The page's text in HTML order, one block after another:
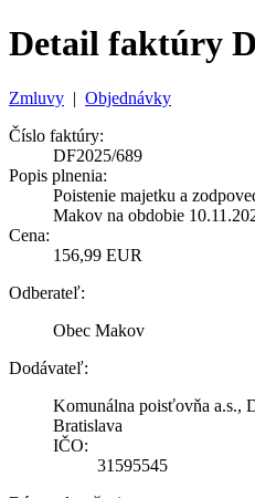
Detail faktúry
Zmluvy | Objednávky
Číslo faktúry:
DF2025/689
Popis plnenia:
Poistenie majetku a
Makov na obdobie
Cena:
156,99 EUR
Odberateľ:
Obec Makov
Dodávateľ:
Komunálna poisťovňa a.s.,
Bratislava
IČO:
31595545